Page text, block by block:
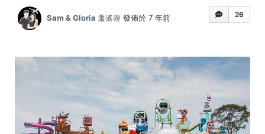
26
Sam & Gloria 蕭遙遊 發佈於 7 年前